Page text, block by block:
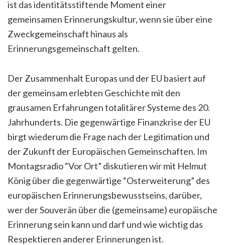
ist das identitätsstiftende Moment einer
gemeinsamen Erinnerungskultur, wenn sie über eine
Zweckgemeinschaft hinaus als
Erinnerungsgemeinschaft gelten.
Der Zusammenhalt Europas und der EU basiert auf
der gemeinsam erlebten Geschichte mit den
grausamen Erfahrungen totalitärer Systeme des 20.
Jahrhunderts. Die gegenwärtige Finanzkrise der EU
birgt wiederum die Frage nach der Legitimation und
der Zukunft der Europäischen Gemeinschaften. Im
Montagsradio “Vor Ort” diskutieren wir mit Helmut
König über die gegenwärtige “Osterweiterung” des
europäischen Erinnerungsbewusstseins, darüber,
wer der Souverän über die (gemeinsame) europäische
Erinnerung sein kann und darf und wie wichtig das
Respektieren anderer Erinnerungen ist.